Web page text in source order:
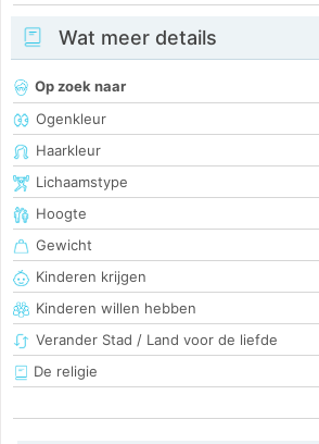
Wat meer details
Op zoek naar
Ogenkleur
Haarkleur
Lichaamstype
Hoogte
Gewicht
Kinderen krijgen
Kinderen willen hebben
Verander Stad / Land voor de liefde
De religie